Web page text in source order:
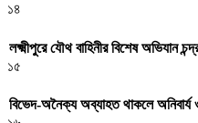
১৪
লক্ষ্মীপুরে যৌথ বাহিনীর বিশেষ অভিযান
১৫
বিভেদ-অনৈক্য অব্যাহত থাকলে অনিবার্য